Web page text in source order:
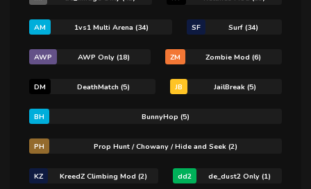
AM 1vs1 Multi Arena (34) SF Surf (34)
AWP AWP Only (18) ZM Zombie Mod (6)
DM DeathMatch (5) JB JailBreak (5)
BH BunnyHop (5)
PH Prop Hunt / Chowany / Hide and Seek (2)
KZ KreedZ Climbing Mod (2) dd2 de_dust2 Only (1)